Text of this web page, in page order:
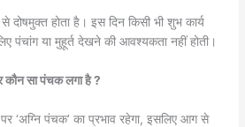
दोषमुक्त होता है। इस दिन किसी भी शुभ कार्य
पंचांग या मुहूर्त देखने की आवश्यकता नहीं होती।
सा पंचक लगा है ?
‘अग्नि पंचक’ का प्रभाव रहेगा, इसलिए आग से